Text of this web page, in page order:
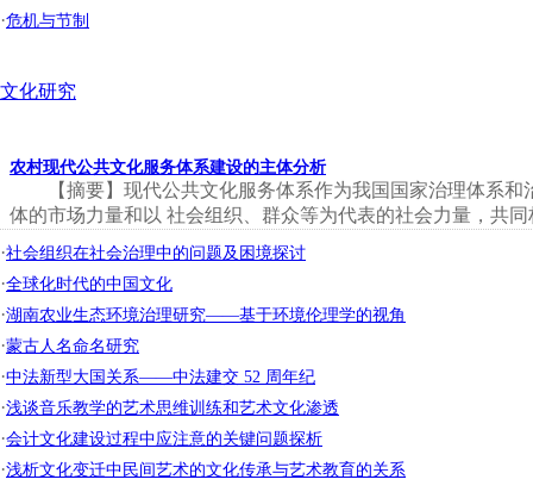
·危机与节制
文化研究
农村现代公共文化服务体系建设的主体分析
【摘要】现代公共文化服务体系作为我国国家治理体系
体的市场力量和以 社会组织、群众等为代表的社会力量，共
·社会组织在社会治理中的问题及困境探讨
·全球化时代的中国文化
·湖南农业生态环境治理研究——基于环境伦理学的视角
·蒙古人名命名研究
·中法新型大国关系——中法建交 52 周年纪
·浅谈音乐教学的艺术思维训练和艺术文化渗透
·会计文化建设过程中应注意的关键问题探析
·浅析文化变迁中民间艺术的文化传承与艺术教育的关系